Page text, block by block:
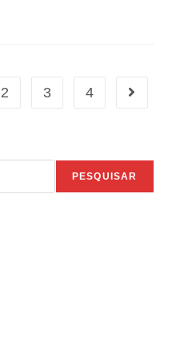
2 3 4
PESQUISAR